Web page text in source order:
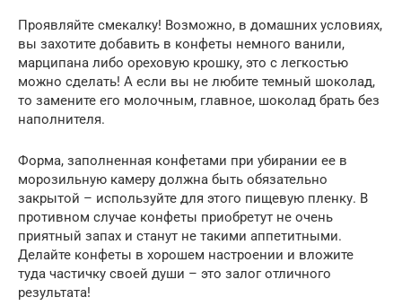
Проявляйте смекалку! Возможно, в домашних условиях,
вы захотите добавить в конфеты немного ванили,
марципана либо ореховую крошку, это с легкостью
можно сделать! А если вы не любите темный шоколад,
то замените его молочным, главное, шоколад брать без
наполнителя.
Форма, заполненная конфетами при убирании ее в
морозильную камеру должна быть обязательно
закрытой – используйте для этого пищевую пленку. В
противном случае конфеты приобретут не очень
приятный запах и станут не такими аппетитными.
Делайте конфеты в хорошем настроении и вложите
туда частичку своей души – это залог отличного
результата!